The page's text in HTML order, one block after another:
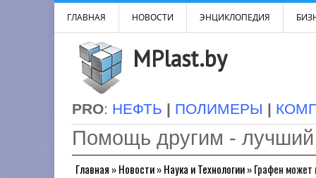
ГЛАВНАЯ НОВОСТИ ЭНЦИКЛОПЕДИЯ
MPlast.by
PRO: НЕФТЬ | ПОЛИМЕРЫ |
Помощь другим -
Главная »Новости»Наука и Технологии»Графен может